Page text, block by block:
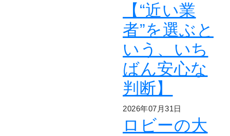
【“近い業
者”を選ぶと
いう、いち
ばん安心な
判断】
2026年07月31日
ロビーの大